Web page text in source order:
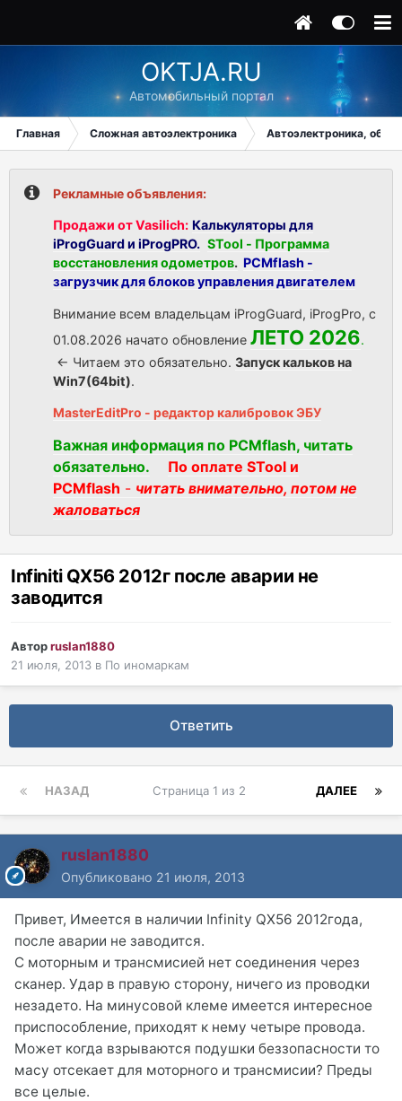
OKTJA.RU
Автомобильный портал
Главная Сложная автоэлектроника Автоэлектроника,
Рекламные объявления:
Продажи от Vasilich: Калькуляторы для
iProgGuard и iProgPRO. STool - Программа
восстановления одометров. PCMflash -
загрузчик для блоков управления двигателем
Внимание всем владельцам iProgGuard, iProgPro, с
01.08.2026 начато обновление ЛЕТО 2026.
<- Читаем это обязательно. Запуск кальков на
Win7(64bit).
MasterEditPro - редактор калибровок ЭБУ
Важная информация по PCMflash, читать
обязательно.
По оплате STool и
PCMflash - читать внимательно, потом не
жаловаться
Infiniti QX56 2012г после аварии не
заводится
Авторruslan1880
21 июля, 2013 в По иномаркам
Ответить
НАЗАД ДАЛЕЕ
Страница 1 из 2
ruslan1880
Опубликовано 21 июля, 2013
Привет, Имеется в наличии Infinity QX56 2012года,
после аварии не заводится.
С моторным и трансмисией нет соединения через
сканер. Удар в правую сторону, ничего из проводки
незадето. На минусовой клеме имеется интересное
приспособление, приходят к нему четыре провода.
Может когда взрываются подушки беззопасности то
масу отсекает для моторного и трансмисии? Преды
все целые.